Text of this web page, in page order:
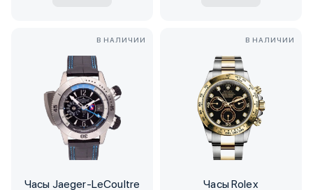
В НАЛИЧИИ
Часы Jaeger-LeCoultre
В НАЛИЧИИ
Часы Rolex